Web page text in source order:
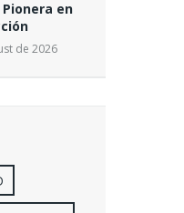
en
de 2026